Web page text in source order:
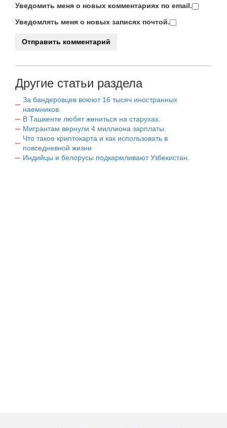
Уведомить меня о новых комментариях по email.
Уведомлять меня о новых записях почтой.
Другие статьи раздела
За бандеровцев воюют 16 тысяч иностранных
наемников.
В Ташкенте любят жениться на старухах.
Мигрантам вернули 4 миллиона зарплаты.
Что такое криптокарта и как использовать в
повседневной жизни
Индийцы и белорусы подкармливают Узбекистан.